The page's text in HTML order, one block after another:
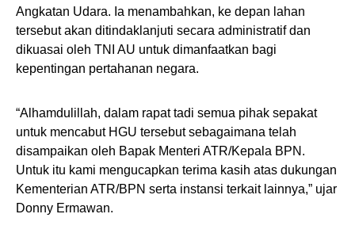
Angkatan Udara. Ia menambahkan, ke depan lahan
tersebut akan ditindaklanjuti secara administratif dan
dikuasai oleh TNI AU untuk dimanfaatkan bagi
kepentingan pertahanan negara.
“Alhamdulillah, dalam rapat tadi semua pihak sepakat
untuk mencabut HGU tersebut sebagaimana telah
disampaikan oleh Bapak Menteri ATR/Kepala BPN.
Untuk itu kami mengucapkan terima kasih atas dukungan
Kementerian ATR/BPN serta instansi terkait lainnya,” ujar
Donny Ermawan.